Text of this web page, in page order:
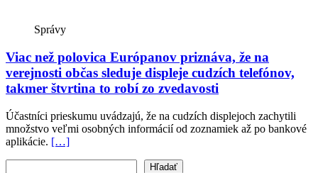
Správy
Viac než polovica Európanov priznáva, že na
verejnosti občas sleduje displeje cudzích telefónov,
takmer štvrtina to robí zo zvedavosti
Účastníci prieskumu uvádzajú, že na cudzích displejoch zachytili
množstvo veľmi osobných informácií od zoznamiek až po bankové
aplikácie. […]
Hľadať